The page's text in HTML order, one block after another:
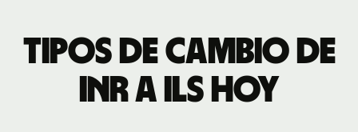
Tipos de cambio de
INR a ILS hoy